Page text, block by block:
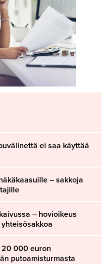
ei saa käyttää
– sakkoja
– hovioikeus
20 000 euron
putoamisturmasta